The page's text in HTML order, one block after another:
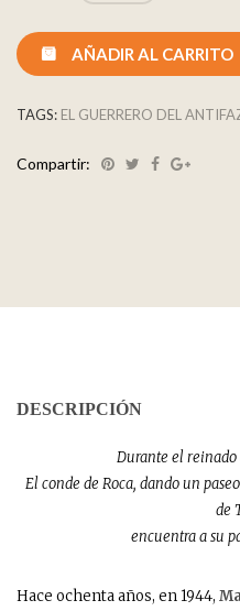
AÑADIR AL CARRITO
TAGS: EL GUERRERO DEL
Compartir:
DESCRIPCIÓN
Durante el reinado
El conde de Roca, dando un
de
encuentra a su
Hace ochenta años, en 1944,